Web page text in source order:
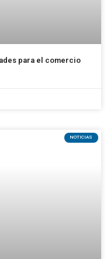
para el comercio
NOTICIAS